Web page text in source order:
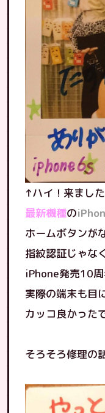
↑ハイ！来ました
最新機種の
ホームボタンが
指紋認証じゃなく
iPhone発売10
実際の端末も目
カッコ良かっ
そろそろ修理の